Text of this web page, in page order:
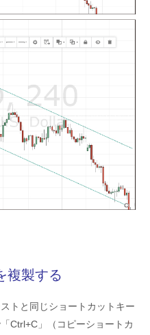
複製する
トと同じショートカットキー
Ctrl+C」（コピーショートカ